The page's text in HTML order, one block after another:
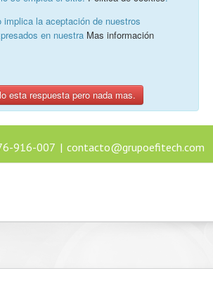
la aceptación de nuestros
en nuestra Mas información
esta respuesta pero nada mas.
916-007 | contacto@grupoefitech.com